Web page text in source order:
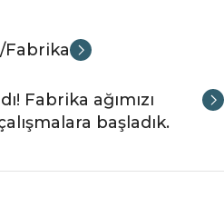
Fabrika
Fabrika ağımızı
başladık.